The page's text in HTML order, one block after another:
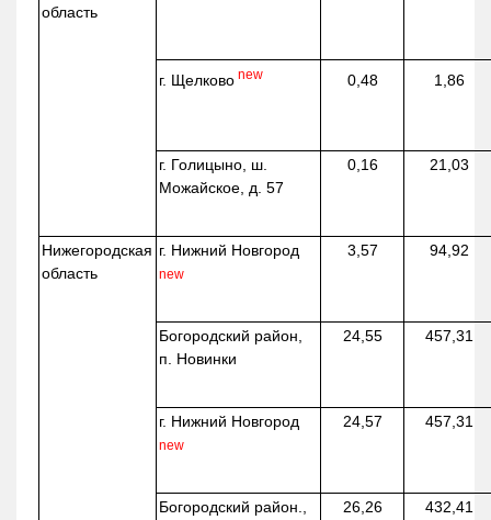
область
г. Щелково new 0,48 1,86
г. Голицыно, ш.
Можайское, д. 57
0,16 21,03
Нижегородская
область
г. Нижний Новгород
new
3,57 94,92
Богородский район,
п. Новинки
24,55 457,31
г. Нижний Новгород
new
24,57 457,31
Богородский район.,
26,26 432,41